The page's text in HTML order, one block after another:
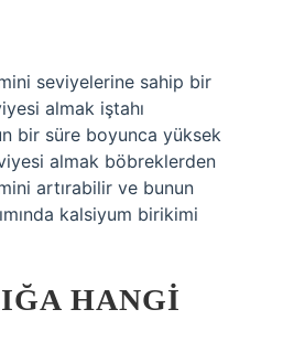
seviyelerine sahip bir
almak iştahı
bir süre boyunca yüksek
almak böbreklerden
artırabilir ve bunun
kalsiyum birikimi
HANGI